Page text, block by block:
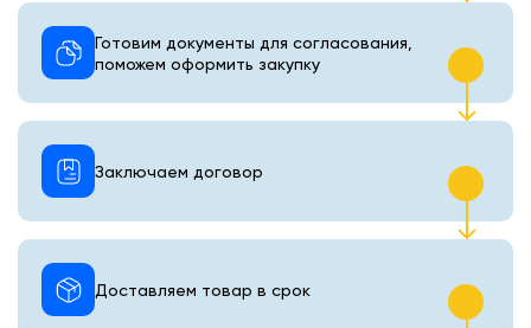
Готовим документы для согласования,
поможем оформить закупку
Доставляем товар в срок
Заключаем договор